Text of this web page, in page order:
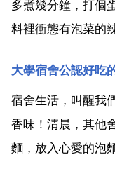
多煮幾分鐘，打個
料裡衝態有泡菜的
大學宿舍公認好吃
宿舍生活，叫醒我
香味！清晨，其他
麵，放入心愛的泡